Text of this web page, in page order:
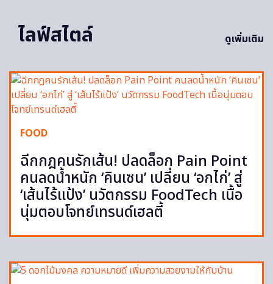
ไลฟ์สไตล์
ดูเพิ่มเติม
FOOD
ฉีกกฎคนรักเส้น! ปลดล็อก Pain Point
คนลดน้ำหนัก ‘คินเซน’ เปลี่ยน ‘อกไก่’ สู่
‘เส้นไร้แป้ง’ นวัตกรรม FoodTech เนื้อ
นุ่มตอบโจทย์เทรนด์เฮลตี้